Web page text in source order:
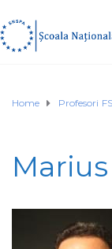
Home Profesori